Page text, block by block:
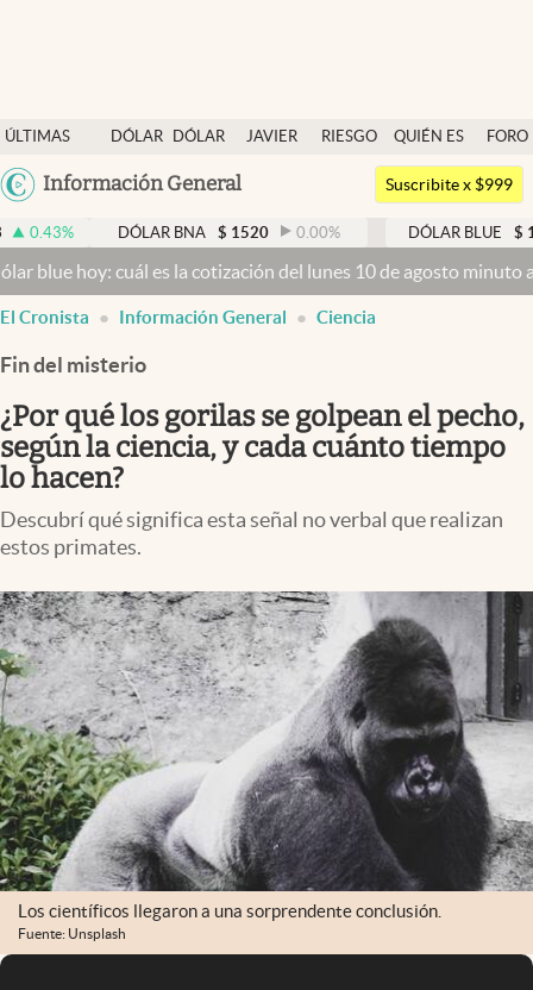
ÚLTIMAS
NOTICIAS
DÓLAR
DÓLAR
JAVIER
RIESGO
QUIÉN ES
QUIÉN
FORO
Argentina
México
Información General
Dólar
Members
Economía y Política
Finanzas y Mercados
Mercados Online
Negocios
Columnistas
Otras secciones
Infotechnology
Clase
Clima
Mundial 2026
Eventos Corporativos
El Cronista Studio
Mediakit
abre en nueva pestaña
Argentina
Suscribite x $999
DÓLAR BNA $ 1520 0.00% DÓLAR BLUE $ 1525 -
cuál es la cotización del lunes 10 de agosto minuto a minuto
El Cronista Información General Ciencia
Fin del misterio
¿Por qué los gorilas se golpean el pecho,
según la ciencia, y cada cuánto tiempo
lo hacen?
Descubrí qué significa esta señal no verbal que realizan
estos primates.
Los científicos llegaron a una sorprendente conclusión.
Fuente: Unsplash